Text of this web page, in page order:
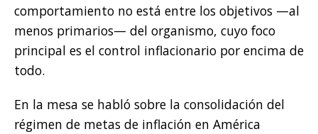
comportamiento no está entre los objetivos —al
menos primarios— del organismo, cuyo foco
principal es el control inflacionario por encima de
todo.
En la mesa se habló sobre la consolidación del
régimen de metas de inflación en América